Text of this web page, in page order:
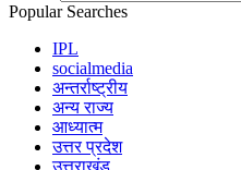
Popular Searches
IPL
socialmedia
अन्तर्राष्ट्रीय
अन्य राज्य
आध्यात्म
उत्तर प्रदेश
उत्तराखंड